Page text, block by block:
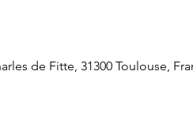
de Fitte, 31300 Toulouse,